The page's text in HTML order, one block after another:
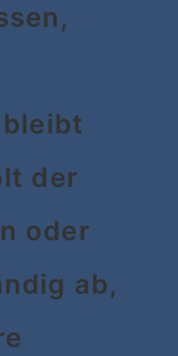
der
oder
ab,